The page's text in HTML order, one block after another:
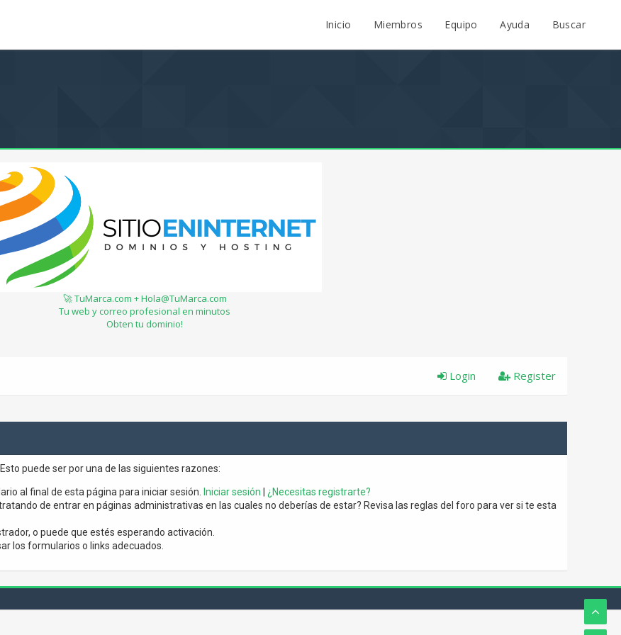
Inicio Miembros Equipo Ayuda Buscar
🚀 TuMarca.com + Hola@TuMarca.com
Tu web y correo profesional en minutos
Obten tu dominio!
Register
Login
puede ser por una de las siguientes razones:
al final de esta página para iniciar sesión. Iniciar sesión
¿Necesitas registrarte?
de entrar en páginas administrativas en las cuales no deberías de estar? Revisa las reglas del foro para ver si te esta
o puede que estés esperando activación.
los formularios o links adecuados.